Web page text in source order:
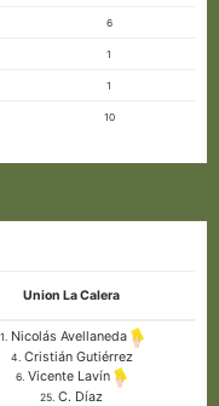
6
1
1
10
Union La Calera
1.Nicolás Avellaneda
4. Cristián Gutiérrez
6. Vicente Lavín
25. C. Díaz